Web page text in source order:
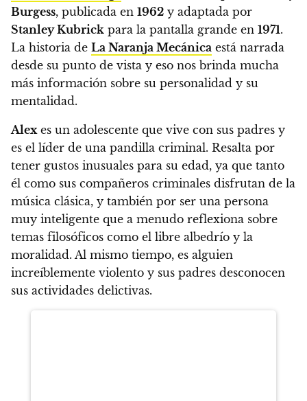
Burgess, publicada en 1962 y adaptada por
Stanley Kubrick para la pantalla grande en 1971.
La historia de La Naranja Mecánica está narrada
desde su punto de vista y eso nos brinda mucha
más información sobre su personalidad y su
mentalidad.
Alexes un adolescente que vive con sus padres y
es el líder de una pandilla criminal. Resalta por
tener gustos inusuales para su edad, ya que tanto
él como sus compañeros criminales disfrutan de la
música clásica, y también por ser una persona
muy inteligente que a menudo reflexiona sobre
temas filosóficos como el libre albedrío y la
moralidad. Al mismo tiempo, es alguien
increíblemente violento y sus padres desconocen
sus actividades delictivas.